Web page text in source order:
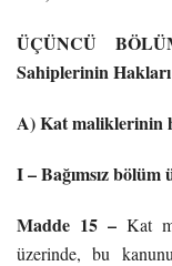
ÜÇÜNCÜ
Sahiplerinin Hakları
A) Kat maliklerinin
I – Bağımsız bölüm
Madde 15 – Kat
üzerinde, bu